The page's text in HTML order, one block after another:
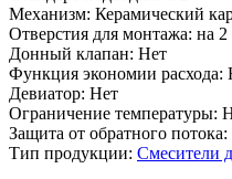
Механизм: Керамический
Отверстия для монтажа: на 2
Донный клапан: Нет
Функция экономии расхода:
Девиатор: Нет
Ограничение температуры:
Защита от обратного потока:
Тип продукции: Смесители